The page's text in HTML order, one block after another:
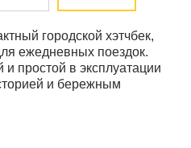
городской хэтчбек,
ежедневных поездок.
простой в эксплуатации
и бережным